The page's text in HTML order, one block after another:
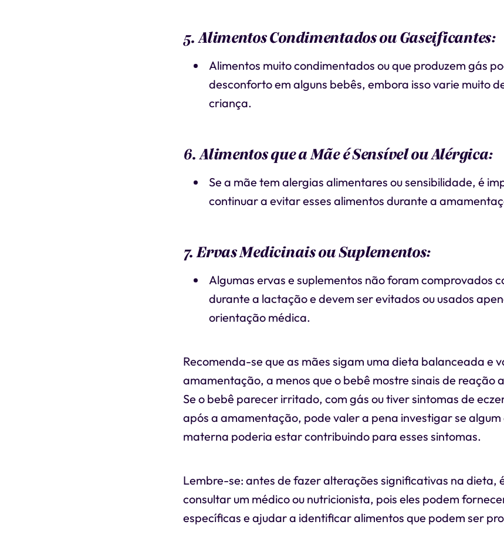
5. Alimentos Condimentados ou Gaseificantes:
Alimentos muito condimentados ou que produzem gás
desconforto em alguns bebês, embora isso varie muito
criança.
6. Alimentos que a Mãe é Sensível ou Alérgica:
Se a mãe tem alergias alimentares ou sensibilidade, é
continuar a evitar esses alimentos durante a
7. Ervas Medicinais ou Suplementos:
Algumas ervas e suplementos não foram comprovados
durante a lactação e devem ser evitados ou usados
orientação médica.
Recomenda-se que as mães sigam uma dieta balanceada e
amamentação, a menos que o bebê mostre sinais de reação
Se o bebê parecer irritado, com gás ou tiver sintomas de
após a amamentação, pode valer a pena investigar se
materna poderia estar contribuindo para esses sintomas.
Lembre-se: antes de fazer alterações significativas na dieta,
consultar um médico ou nutricionista, pois eles podem
específicas e ajudar a identificar alimentos que podem ser